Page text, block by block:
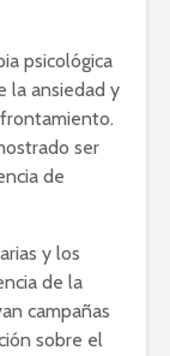
psicológica
la ansiedad y
ser
de
y los
de la
campañas
sobre el